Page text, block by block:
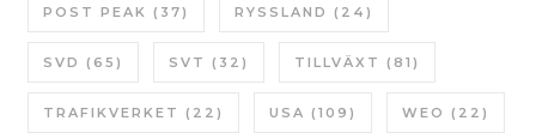
POST PEAK (37) RYSSLAND (24)
SVD (65) SVT (32) TILLVÄXT (81)
TRAFIKVERKET (22) USA (109) WEO (22)